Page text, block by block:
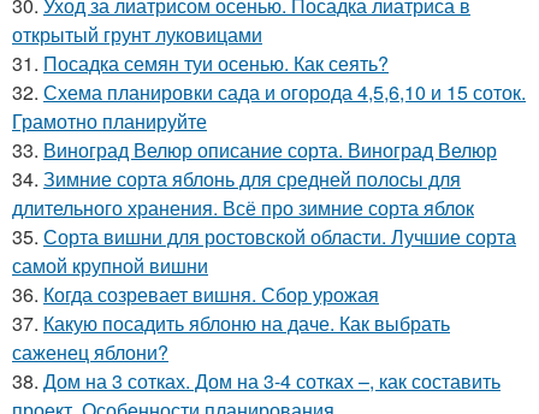
открытый грунт луковицами
31. Посадка семян туи осенью. Как сеять?
32. Схема планировки сада и огорода 4,5,6,10 и 15 соток.
Грамотно планируйте
33. Виноград Велюр описание сорта. Виноград Велюр
34. Зимние сорта яблонь для средней полосы для
длительного хранения. Всё про зимние сорта яблок
35. Сорта вишни для ростовской области. Лучшие сорта
самой крупной вишни
36. Когда созревает вишня. Сбор урожая
37. Какую посадить яблоню на даче. Как выбрать
саженец яблони?
38. Дом на 3 сотках. Дом на 3-4 сотках –, как составить